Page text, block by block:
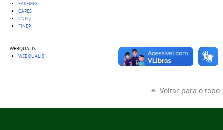
FAPEMIG
CAPES
CNPQ
FINEP
WEBQUALIS
WEBQUALIS
Voltar para o topo